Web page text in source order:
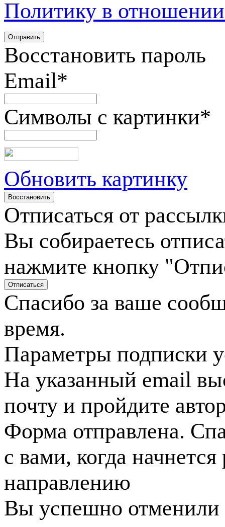
Политику в
Восстановить пароль
Email*
Символы с картинки*
Обновить картинку
Отписаться от
Вы собираетесь
нажмите кнопку
Спасибо за ваше
время.
Параметры подписки
На указанный email
почту и пройдите
Форма отправлена.
с вами, когда
направлению
Вы успешно отменили